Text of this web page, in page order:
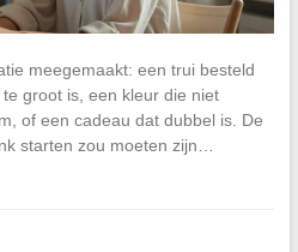
meegemaakt: een trui besteld
groot is, een kleur die niet
of een cadeau dat dubbel is. De
starten zou moeten zijn…